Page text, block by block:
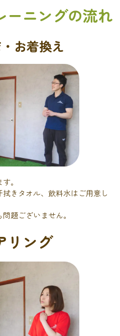
ーニングの流れ
お着換え
。
きタオル、飲料水はご用意し
題ございません。
ング